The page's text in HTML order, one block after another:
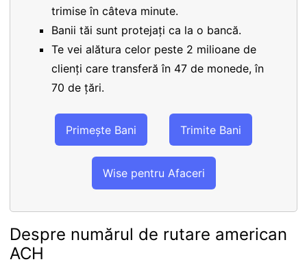
trimise în câteva minute.
Banii tăi sunt protejați ca la o bancă.
Te vei alătura celor peste 2 milioane de
clienți care transferă în 47 de monede, în
70 de țări.
Primește Bani Trimite Bani
Wise pentru Afaceri
Despre numărul de rutare american
ACH